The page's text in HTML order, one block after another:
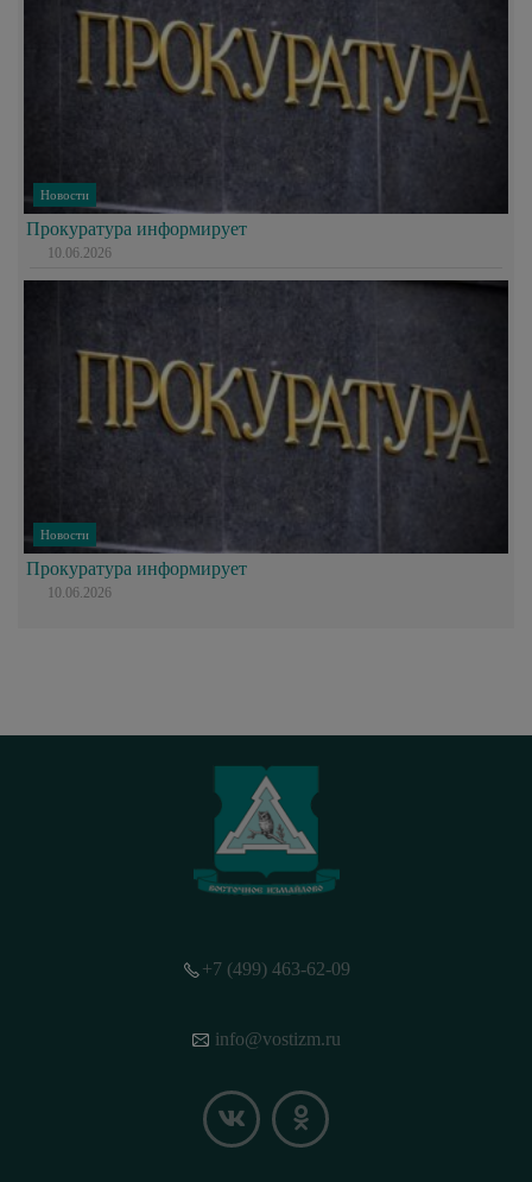
Новости
Прокуратура информирует
10.06.2026
Новости
Прокуратура информирует
10.06.2026
+7 (499) 463-62-09
info@vostizm.ru